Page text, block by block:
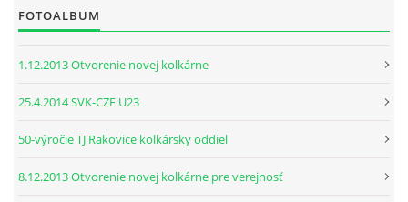
DIČ: 2023718323
SK51 0900 0000 0002 8093 8342
© 2026 eStránky.sk
FOTOALBUM
1.12.2013 Otvorenie novej kolkárne
25.4.2014 SVK-CZE U23
50-výročie TJ Rakovice kolkársky oddiel
8.12.2013 Otvorenie novej kolkárne pre verejnosť